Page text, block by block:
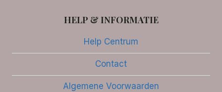
HELP & INFORMATIE
Help Centrum
Contact
Algemene Voorwaarden